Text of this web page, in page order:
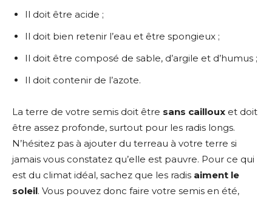
Il doit être acide ;
Il doit bien retenir l’eau et être spongieux ;
Il doit être composé de sable, d’argile et d’humus ;
Il doit contenir de l’azote.
La terre de votre semis doit être sans cailloux et doit
être assez profonde, surtout pour les radis longs.
N’hésitez pas à ajouter du terreau à votre terre si
jamais vous constatez qu’elle est pauvre. Pour ce qui
est du climat idéal, sachez que les radis aiment le
soleil. Vous pouvez donc faire votre semis en été,